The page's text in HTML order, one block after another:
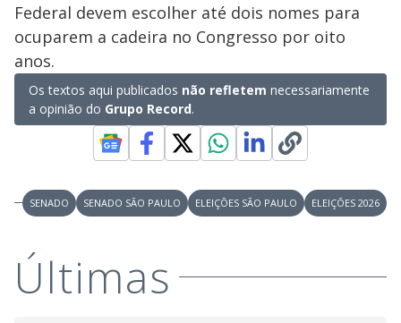
Federal devem escolher até dois nomes para
ocuparem a cadeira no Congresso por oito
anos.
Os textos aqui publicados não refletem necessariamente
a opinião do Grupo Record.
SENADO SENADO SÃO PAULO ELEIÇÕES SÃO PAULO ELEIÇÕES 2026
Últimas